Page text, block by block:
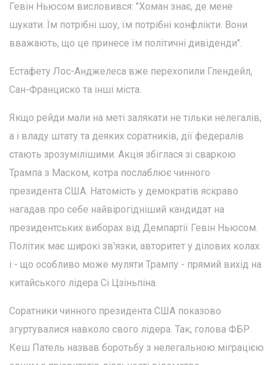
Гевін Ньюсом висловився: "Хоман знає, де мене
шукати. Їм потрібні шоу, їм потрібні конфлікти. Вони
вважають, що це принесе їм політичні дивіденди".
Естафету Лос-Анджелеса вже перехопили Глендейл,
Сан-Франциско та інші міста.
Якщо рейди мали на меті залякати не тільки нелегалів,
а і владу штату та деяких соратників, дії федералів
стають зрозумілішими. Акція збіглася зі сваркою
Трампа з Маском, котра послаблює чинного
президента США. Натомість у демократів яскраво
нагадав про себе найвірогідніший кандидат на
президентських виборах від Демпартії Гевін Ньюсом.
Політик має широкі зв'язки, авторитет у ділових колах
і - що особливо може муляти Трампу - прямий вихід на
китайського лідера Сі Цзіньпіна.
Соратники чинного президента США показово
згуртувалися навколо свого лідера. Так, голова ФБР
Кеш Патель назвав боротьбу з нелегальною міграцією